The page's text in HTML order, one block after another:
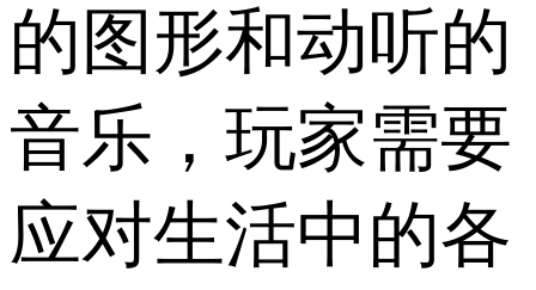
的图形和动听的
音乐，玩家需要
应对生活中的各